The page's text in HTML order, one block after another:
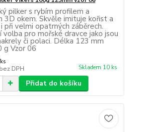
pilker s rybím profilem a
3D okem. Skvěle imituje kořist a
při velmi opatrných záběrech.
pro mořské dravce jako jsou
či polaci. Délka 123 mm
g Vzor 06
ks
bez DPH Skladem 10 ks
Přidat do košíku